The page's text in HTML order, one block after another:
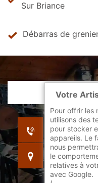
Sur Briance
Débarras de
indisponible
Votre
Pour offrir les
utilisons des
pour stocker
appareils. Le
nous
le
relatives à
avec Google.